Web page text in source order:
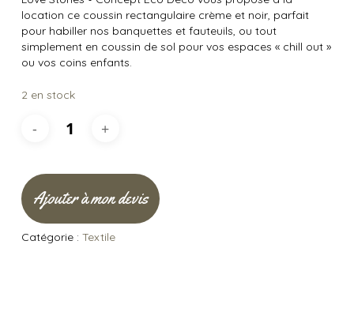
location ce coussin rectangulaire crème et noir, parfait
pour habiller nos banquettes et fauteuils, ou tout
simplement en coussin de sol pour vos espaces « chill out »
ou vos coins enfants.
2 en stock
Ajouter à mon devis
Catégorie : Textile